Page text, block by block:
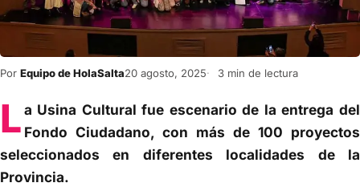
Por Equipo de HolaSalta20 agosto, 2025 3 min de lectura
La Usina Cultural fue escenario de la entrega del
Fondo Ciudadano, con más de 100 proyectos
seleccionados en diferentes localidades de la
Provincia.